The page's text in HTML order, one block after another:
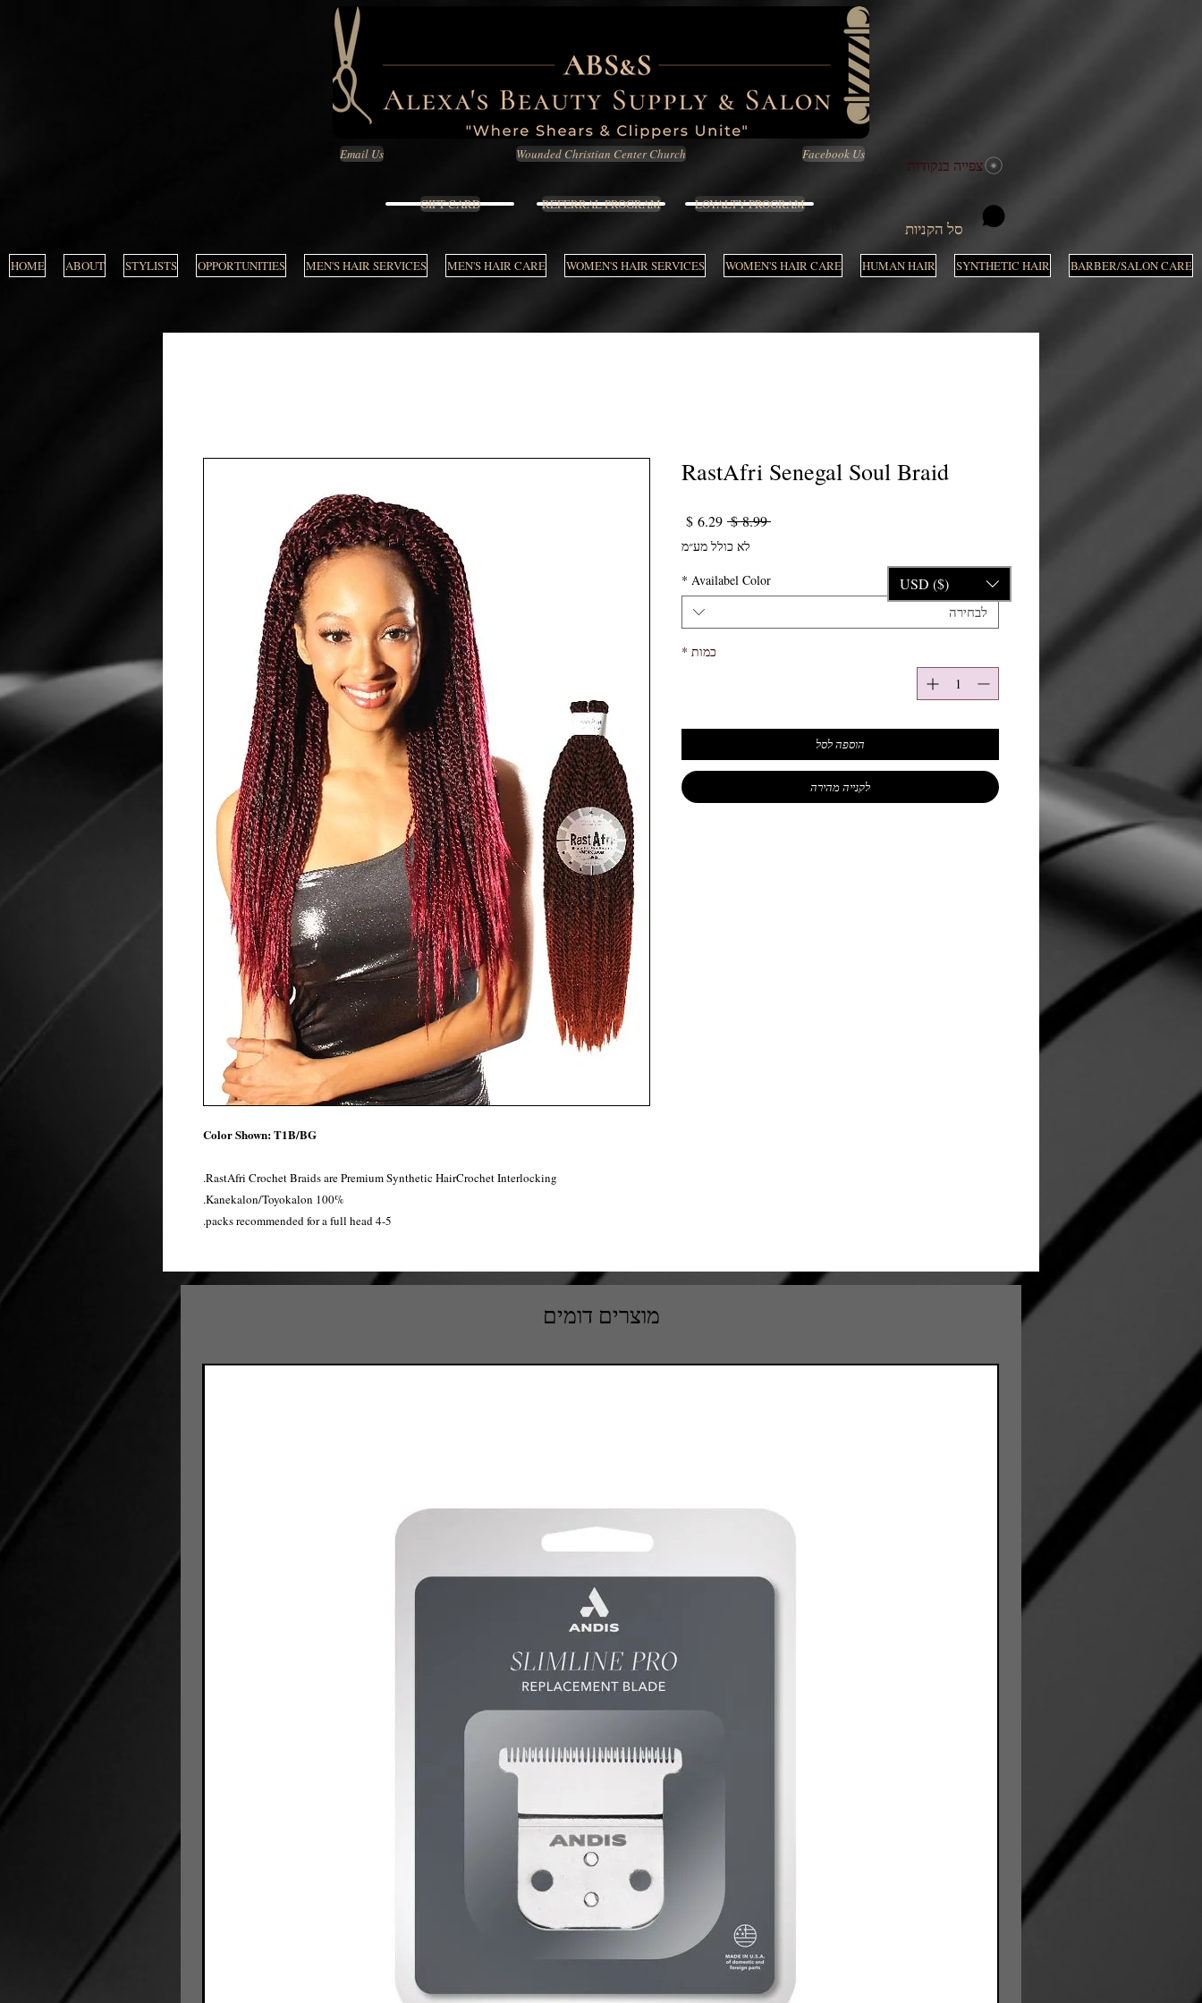
Email Us Wounded Christian Center Church Facebook Us
GIFT CARD REFERRAL PROGRAM LOYALTY PROGRAM
צפייה בנקודות
סל הקניות
HOME ABOUT STYLISTS OPPORTUNITIES MEN'S HAIR SERVICES MEN'S HAIR CARE WOMEN'S HAIR SERVICES WOMEN'S HAIR CARE HUMAN HAIR SYNTHETIC HAIR BARBER/SALON CARE
Color Shown: T1B/BG
RastAfri Crochet Braids are Premium Synthetic HairCrochet Interlocking.
100% Kanekalon/Toyokalon.
4-5 packs recommended for a full head.
RastAfri Senegal Soul Braid
‏8.99 ‏$ מחיר רגילמחיר מבצע
לא כולל מע״מ
Availabel Color
*
לבחירה
כמות *
הוספה לסל
לקנייה מהירה
USD ($)
מוצרים דומים